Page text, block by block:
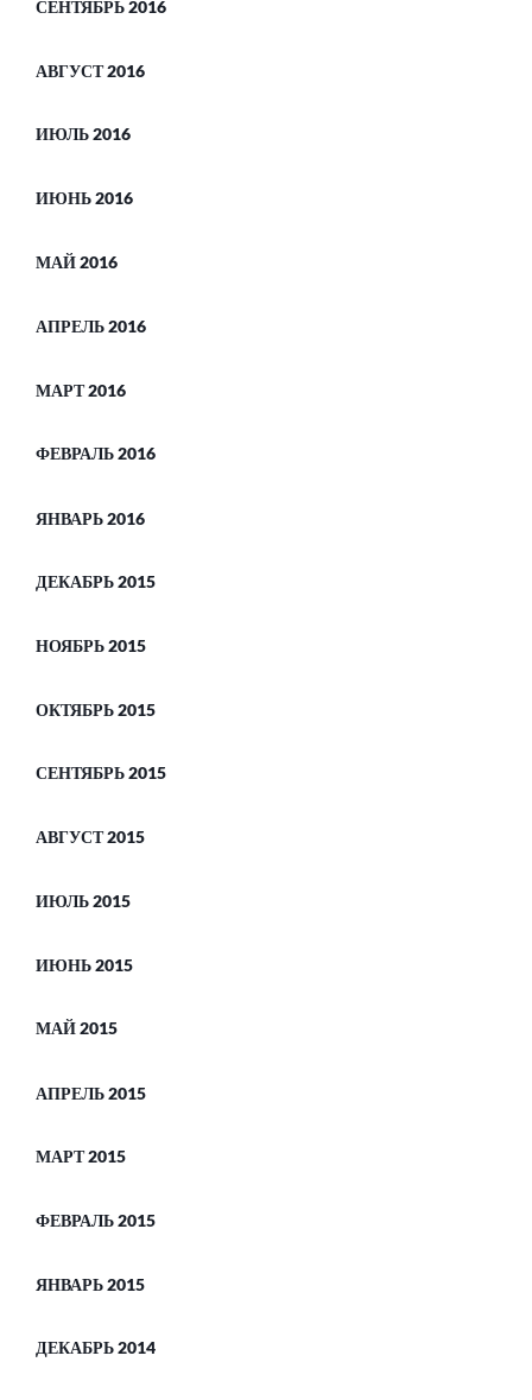
СЕНТЯБРЬ 2016
АВГУСТ 2016
ИЮЛЬ 2016
ИЮНЬ 2016
МАЙ 2016
АПРЕЛЬ 2016
МАРТ 2016
ФЕВРАЛЬ 2016
ЯНВАРЬ 2016
ДЕКАБРЬ 2015
НОЯБРЬ 2015
ОКТЯБРЬ 2015
СЕНТЯБРЬ 2015
АВГУСТ 2015
ИЮЛЬ 2015
ИЮНЬ 2015
МАЙ 2015
АПРЕЛЬ 2015
МАРТ 2015
ФЕВРАЛЬ 2015
ЯНВАРЬ 2015
ДЕКАБРЬ 2014